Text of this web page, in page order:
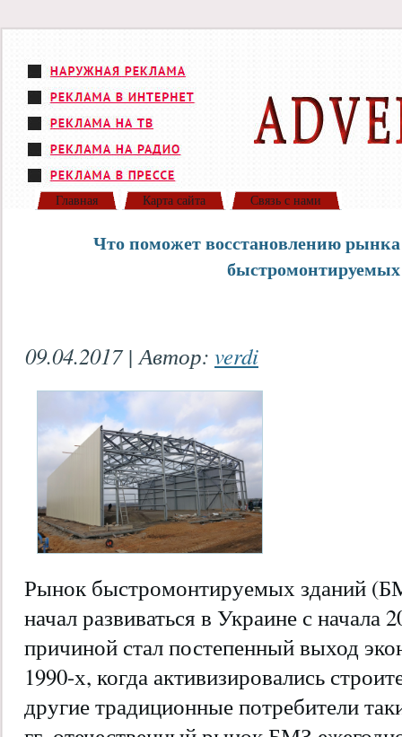
Главная Карта сайта Связь с нами
Что поможет восстановлению
09.04.2017 | Автор: verdi
Рынок быстромонтируемых зданий
начал развиваться в Украине с начала
причиной стал постепенный выход
1990-х, когда активизировались
другие традиционные потребители